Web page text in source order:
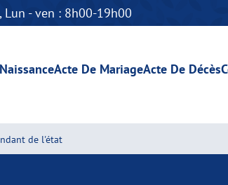
- ven : 8h00-19h00
Acte De MariageActe De Décès
de l'état